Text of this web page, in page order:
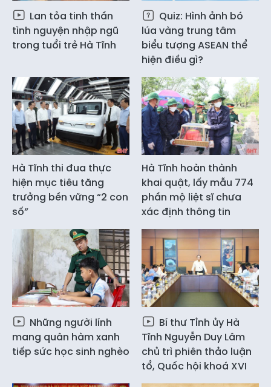
Lan tỏa tinh thần
tình nguyện nhập ngũ
trong tuổi trẻ Hà Tĩnh
Quiz: Hình ảnh bó
lúa vàng trung tâm
biểu tượng ASEAN thể
hiện điều gì?
Hà Tĩnh thi đua thực
hiện mục tiêu tăng
trưởng bền vững “2 con
số”
Hà Tĩnh hoàn thành
khai quật, lấy mẫu 774
phần mộ liệt sĩ chưa
xác định thông tin
Những người lính
mang quân hàm xanh
tiếp sức học sinh nghèo
Bí thư Tỉnh ủy Hà
Tĩnh Nguyễn Duy Lâm
chủ trì phiên thảo luận
tổ, Quốc hội khoá XVI